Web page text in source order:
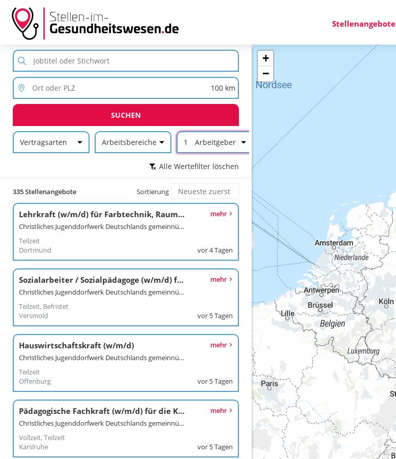
Stellenangebote
SUCHEN
Vertragsarten Arbeitsbereiche 1 Arbeitgeber
Alle Wertefilter löschen
335 Stellenangebote Sortierung
Lehrkraft (w/m/d) für Farbtechnik, Raumgestaltung, Oberflächengestaltung und ein weiteres Unterrichtsfach
Christliches Jugenddorfwerk Deutschlands gemeinnütziger e. V. (CJD)
Teilzeit
Dortmund
mehr
vor 4 Tagen
Sozialarbeiter / Sozialpädagoge (w/m/d) für Schulsozialarbeit
Christliches Jugenddorfwerk Deutschlands gemeinnütziger e. V. (CJD)
Teilzeit, Befristet
Versmold
mehr
vor 5 Tagen
Hauswirtschaftskraft (w/m/d)
Christliches Jugenddorfwerk Deutschlands gemeinnütziger e. V. (CJD)
Teilzeit
Offenburg
mehr
vor 5 Tagen
Pädagogische Fachkraft (w/m/d) für die Kooperative Berufsorientierung
Christliches Jugenddorfwerk Deutschlands gemeinnütziger e. V. (CJD)
Vollzeit, Teilzeit
Karslruhe
mehr
vor 5 Tagen
+
−